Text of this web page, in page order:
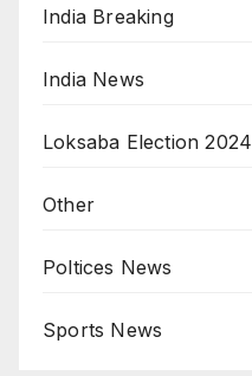
India Breaking
India News
Loksaba Election 2024
Other
Poltices News
Sports News